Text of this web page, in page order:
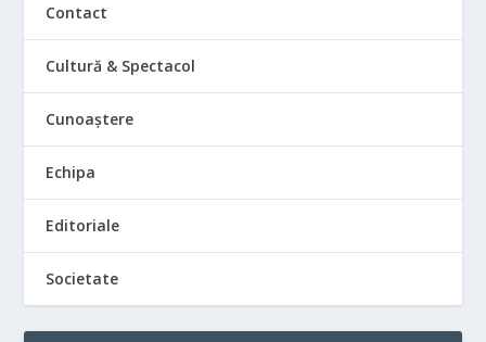
Contact
Cultură & Spectacol
Cunoaștere
Echipa
Editoriale
Societate